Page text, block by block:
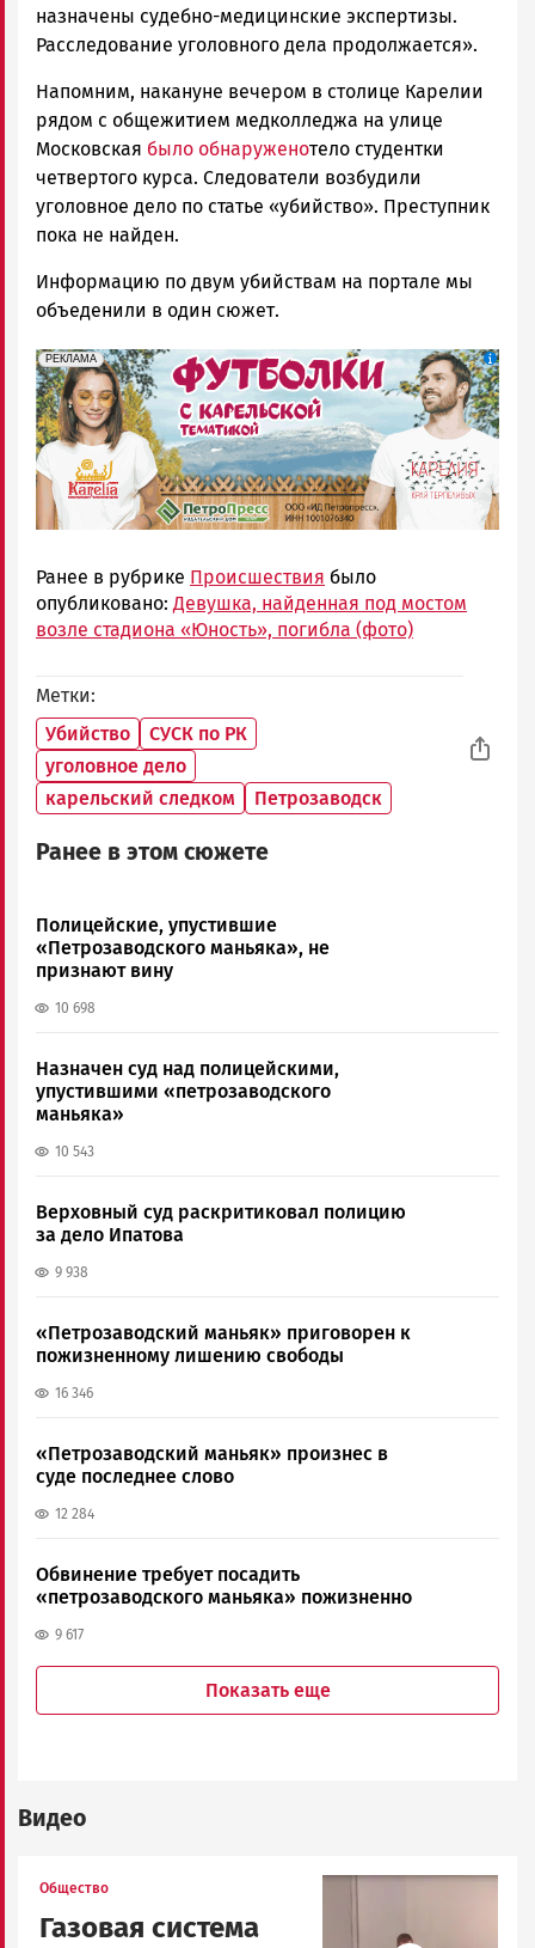
назначены судебно-медицинские экспертизы.
Расследование уголовного дела продолжается».
Напомним, накануне вечером в столице Карелии
рядом с общежитием медколледжа на улице
Московская было обнаруженотело студентки
четвертого курса. Следователи возбудили
уголовное дело по статье «убийство». Преступник
пока не найден.
Информацию по двум убийствам на портале мы
объеденили в один сюжет.
erid: Pb3XmBtzt7qh4nNaikXnuHE1bzSb6Vb4eeL28Ue
РЕКЛАМА
Реклама
Ранее в рубрике Происшествия было
опубликовано: Девушка, найденная под мостом
возле стадиона «Юность», погибла (фото)
Метки
Убийство
СУСК по РК
уголовное дело
карельский следком
Петрозаводск
Ранее в этом сюжете
Полицейские, упустившие
«Петрозаводского маньяка», не
признают вину
10 698
Назначен суд над полицейскими,
упустившими «петрозаводского
маньяка»
10 543
Верховный суд раскритиковал полицию
за дело Ипатова
9 938
«Петрозаводский маньяк» приговорен к
пожизненному лишению свободы
16 346
«Петрозаводский маньяк» произнес в
суде последнее слово
12 284
Обвинение требует посадить
«петрозаводского маньяка» пожизненно
9 617
Показать еще
Видео
Общество
Газовая система